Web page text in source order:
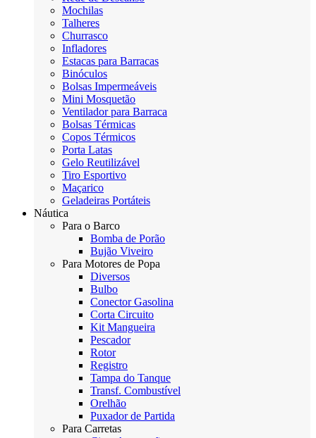
Mochilas
Talheres
Churrasco
Infladores
Estacas para Barracas
Binóculos
Bolsas Impermeáveis
Mini Mosquetão
Ventilador para Barraca
Bolsas Térmicas
Copos Térmicos
Porta Latas
Gelo Reutilizável
Tiro Esportivo
Maçarico
Geladeiras Portáteis
Náutica
Para o Barco
Bomba de Porão
Bujão Viveiro
Para Motores de Popa
Diversos
Bulbo
Conector Gasolina
Corta Circuito
Kit Mangueira
Pescador
Rotor
Registro
Tampa do Tanque
Transf. Combustível
Orelhão
Puxador de Partida
Para Carretas